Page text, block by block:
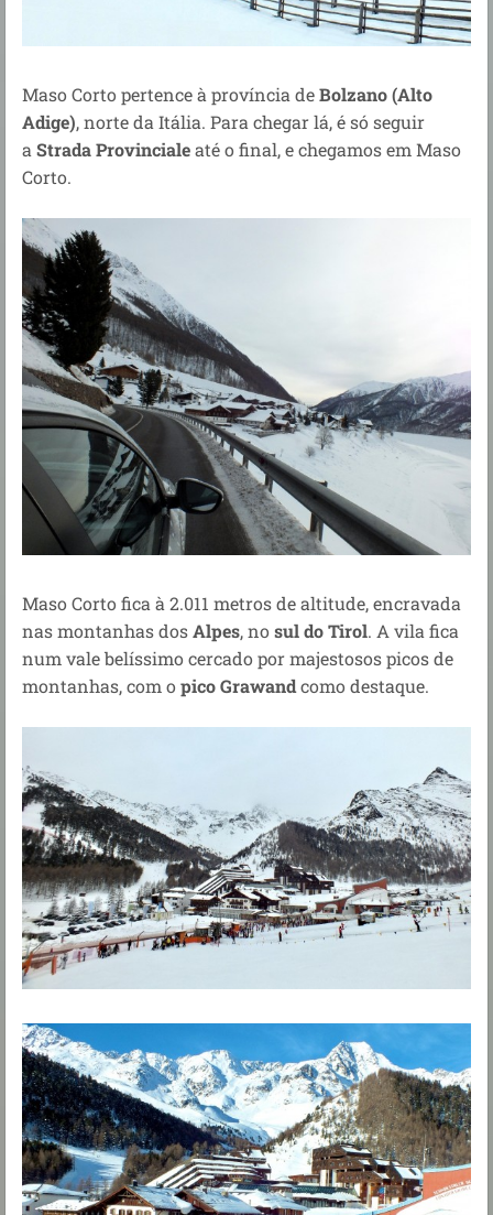
Maso Corto pertence à província deBolzano (Alto
Adige), norte da Itália. Para chegar lá, é só seguir
a Strada Provincialeaté o final, e chegamos em Maso
Corto.
Maso Corto fica à 2.011 metros de altitude, encravada
nas montanhas dosAlpes, nosul do Tirol. A vila fica
num vale belíssimo cercado por majestosos picos de
montanhas, com opico Grawandcomo destaque.